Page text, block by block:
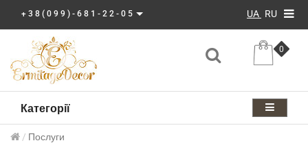
+38(099)-681-22-05 UA RU
0
Категорії
Послуги